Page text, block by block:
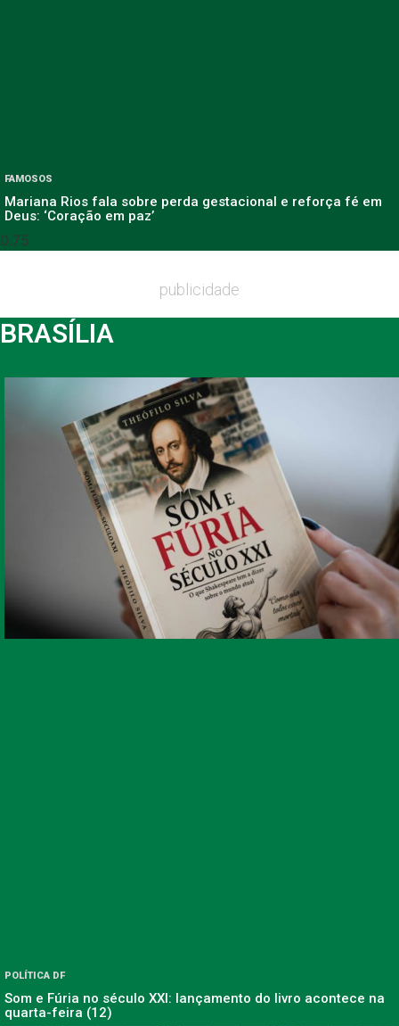
FAMOSOS
Mariana Rios fala sobre perda gestacional e reforça fé em
Deus: ‘Coração em paz’
publicidade
BRASÍLIA
POLÍTICA DF
Som e Fúria no século XXI: lançamento do livro acontece na
quarta-feira (12)